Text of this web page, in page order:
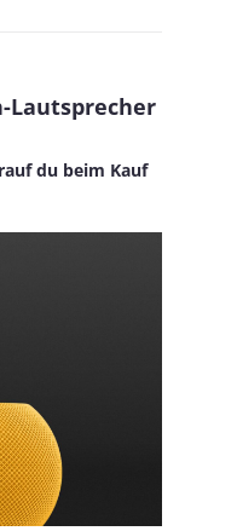
Lautsprecher
du beim Kauf